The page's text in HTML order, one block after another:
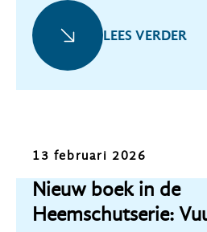
LEES VERDER
Nieuws
13 februari 2026
Nieuw boek in de
Heemschutserie: